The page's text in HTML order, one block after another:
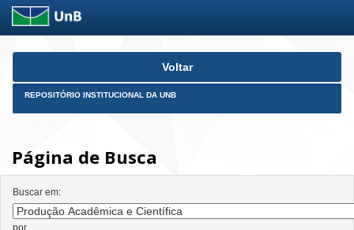
Skip
Voltar
REPOSITÓRIO INSTITUCIONAL DA UNB
Página de Busca
Buscar em:
por